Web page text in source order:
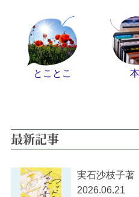
とことこ 本
最新記事
実石沙枝子著
2026.06.21